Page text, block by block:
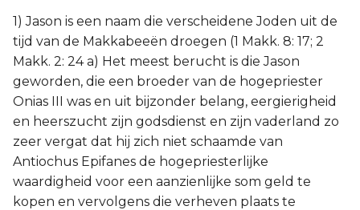
1) Jason is een naam die verscheidene Joden uit de
tijd van de Makkabeeën droegen (1 Makk. 8: 17; 2
Makk. 2: 24 a) Het meest berucht is die Jason
geworden, die een broeder van de hogepriester
Onias III was en uit bijzonder belang, eergierigheid
en heerszucht zijn godsdienst en zijn vaderland zo
zeer vergat dat hij zich niet schaamde van
Antiochus Epifanes de hogepriesterlijke
waardigheid voor een aanzienlijke som geld te
kopen en vervolgens die verheven plaats te